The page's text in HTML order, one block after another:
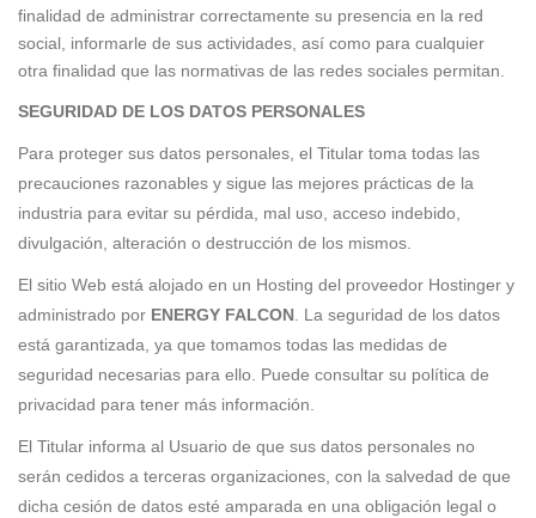
finalidad de administrar correctamente su presencia en la red
social, informarle de sus actividades, así como para cualquier
otra finalidad que las normativas de las redes sociales permitan.
SEGURIDAD DE LOS DATOS PERSONALES
Para proteger sus datos personales, el Titular toma todas las
precauciones razonables y sigue las mejores prácticas de la
industria para evitar su pérdida, mal uso, acceso indebido,
divulgación, alteración o destrucción de los mismos.
El sitio Web está alojado en un Hosting del proveedor Hostinger y
administrado por ENERGY FALCON. La seguridad de los datos
está garantizada, ya que tomamos todas las medidas de
seguridad necesarias para ello. Puede consultar su política de
privacidad para tener más información.
El Titular informa al Usuario de que sus datos personales no
serán cedidos a terceras organizaciones, con la salvedad de que
dicha cesión de datos esté amparada en una obligación legal o